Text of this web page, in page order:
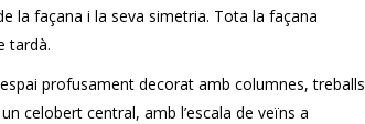
la façana i la seva simetria. Tota la façana
tardà.
profusament decorat amb columnes, treballs
celobert central, amb l’escala de veïns a